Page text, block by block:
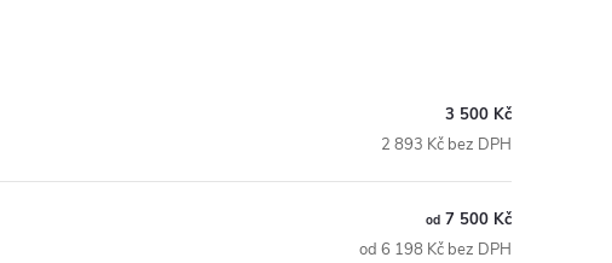
3 500 Kč
2 893 Kč bez DPH
od 7 500 Kč
od 6 198 Kč bez DPH